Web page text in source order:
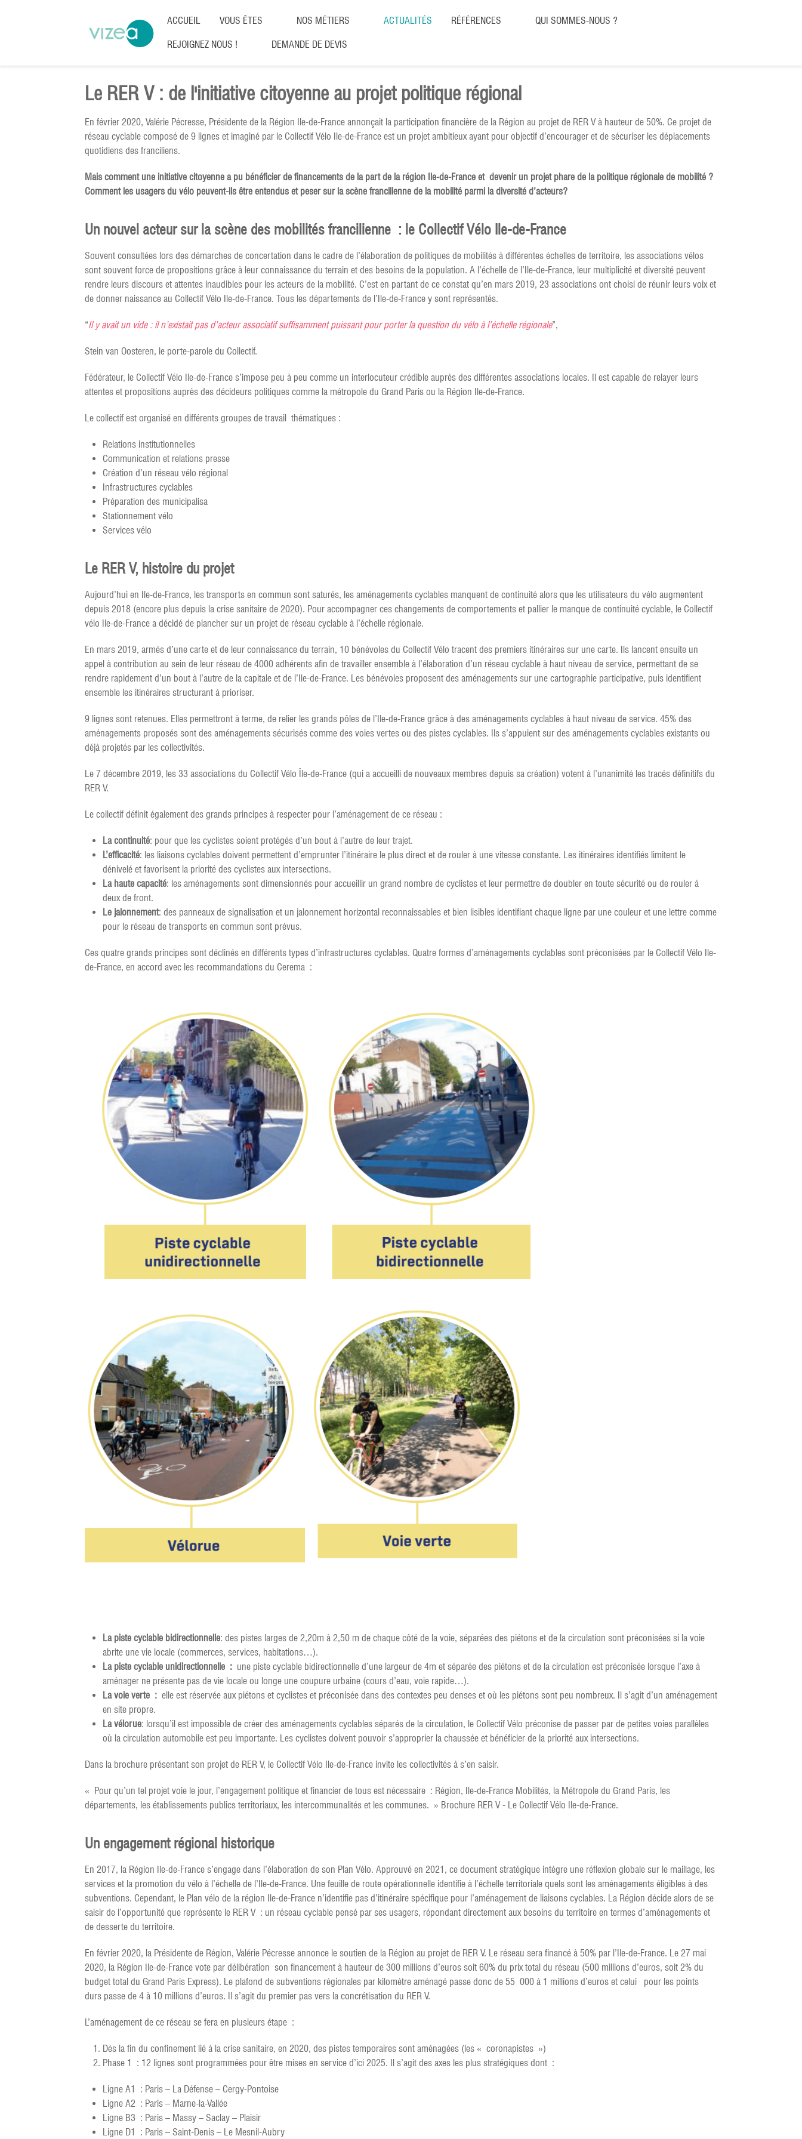
ACCUEIL VOUS ÊTES NOS MÉTIERS ACTUALITÉS RÉFÉRENCES QUI SOMMES-NOUS ?
REJOIGNEZ NOUS ! DEMANDE DE DEVIS
Le RER V : de l'initiative citoyenne au projet politique régional
En février 2020, Valérie Pécresse, Présidente de la Région Ile-de-France annonçait la participation financière de la Région au projet de RER V à hauteur de 50%. Ce projet de
réseau cyclable composé de 9 lignes et imaginé par le Collectif Vélo Ile-de-France est un projet ambitieux ayant pour objectif d’encourager et de sécuriser les déplacements
quotidiens des franciliens.
Mais comment une initiative citoyenne a pu bénéficier de financements de la part de la région Ile-de-France et devenir un projet phare de la politique régionale de mobilité ?
Comment les usagers du vélo peuvent-ils être entendus et peser sur la scène francilienne de la mobilité parmi la diversité d’acteurs?
Un nouvel acteur sur la scène des mobilités francilienne : le Collectif Vélo Ile-de-France
Souvent consultées lors des démarches de concertation dans le cadre de l’élaboration de politiques de mobilités à différentes échelles de territoire, les associations vélos
sont souvent force de propositions grâce à leur connaissance du terrain et des besoins de la population. A l’échelle de l’Ile-de-France, leur multiplicité et diversité peuvent
rendre leurs discours et attentes inaudibles pour les acteurs de la mobilité. C’est en partant de ce constat qu’en mars 2019, 23 associations ont choisi de réunir leurs voix et
de donner naissance au Collectif Vélo Ile-de-France. Tous les départements de l’Ile-de-France y sont représentés.
“Il y avait un vide : il n’existait pas d’acteur associatif suffisamment puissant pour porter la question du vélo à l’échelle régionale”,
Stein van Oosteren, le porte-parole du Collectif.
Fédérateur, le Collectif Vélo Ile-de-France s’impose peu à peu comme un interlocuteur crédible auprès des différentes associations locales. Il est capable de relayer leurs
attentes et propositions auprès des décideurs politiques comme la métropole du Grand Paris ou la Région Ile-de-France.
Le collectif est organisé en différents groupes de travail thématiques :
Relations institutionnelles
Communication et relations presse
Création d’un réseau vélo régional
Infrastructures cyclables
Préparation des municipalisa
Stationnement vélo
Services vélo
Le RER V, histoire du projet
Aujourd’hui en Ile-de-France, les transports en commun sont saturés, les aménagements cyclables manquent de continuité alors que les utilisateurs du vélo augmentent
depuis 2018 (encore plus depuis la crise sanitaire de 2020). Pour accompagner ces changements de comportements et pallier le manque de continuité cyclable, le Collectif
vélo Ile-de-France a décidé de plancher sur un projet de réseau cyclable à l’échelle régionale.
En mars 2019, armés d’une carte et de leur connaissance du terrain, 10 bénévoles du Collectif Vélo tracent des premiers itinéraires sur une carte. Ils lancent ensuite un
appel à contribution au sein de leur réseau de 4000 adhérents afin de travailler ensemble à l’élaboration d’un réseau cyclable à haut niveau de service, permettant de se
rendre rapidement d’un bout à l’autre de la capitale et de l’Ile-de-France. Les bénévoles proposent des aménagements sur une cartographie participative, puis identifient
ensemble les itinéraires structurant à prioriser.
9 lignes sont retenues. Elles permettront à terme, de relier les grands pôles de l’Ile-de-France grâce à des aménagements cyclables à haut niveau de service. 45% des
aménagements proposés sont des aménagements sécurisés comme des voies vertes ou des pistes cyclables. Ils s’appuient sur des aménagements cyclables existants ou
déjà projetés par les collectivités.
Le 7 décembre 2019, les 33 associations du Collectif Vélo Île-de-France (qui a accueilli de nouveaux membres depuis sa création) votent à l’unanimité les tracés définitifs du
RER V.
Le collectif définit également des grands principes à respecter pour l’aménagement de ce réseau :
La continuité: pour que les cyclistes soient protégés d’un bout à l’autre de leur trajet.
L’efficacité: les liaisons cyclables doivent permettent d’emprunter l’itinéraire le plus direct et de rouler à une vitesse constante. Les itinéraires identifiés limitent le
dénivelé et favorisent la priorité des cyclistes aux intersections.
La haute capacité: les aménagements sont dimensionnés pour accueillir un grand nombre de cyclistes et leur permettre de doubler en toute sécurité ou de rouler à
deux de front.
Le jalonnement: des panneaux de signalisation et un jalonnement horizontal reconnaissables et bien lisibles identifiant chaque ligne par une couleur et une lettre comme
pour le réseau de transports en commun sont prévus.
Ces quatre grands principes sont déclinés en différents types d’infrastructures cyclables. Quatre formes d’aménagements cyclables sont préconisées par le Collectif Vélo Ile-
de-France, en accord avec les recommandations du Cerema :
La piste cyclable bidirectionnelle: des pistes larges de 2,20m à 2,50 m de chaque côté de la voie, séparées des piétons et de la circulation sont préconisées si la voie
abrite une vie locale (commerces, services, habitations…).
La piste cyclable unidirectionnelle : une piste cyclable bidirectionnelle d’une largeur de 4m et séparée des piétons et de la circulation est préconisée lorsque l’axe à
aménager ne présente pas de vie locale ou longe une coupure urbaine (cours d’eau, voie rapide…).
La voie verte : elle est réservée aux piétons et cyclistes et préconisée dans des contextes peu denses et où les piétons sont peu nombreux. Il s’agit d’un aménagement
en site propre.
La vélorue: lorsqu’il est impossible de créer des aménagements cyclables séparés de la circulation, le Collectif Vélo préconise de passer par de petites voies parallèles
où la circulation automobile est peu importante. Les cyclistes doivent pouvoir s’approprier la chaussée et bénéficier de la priorité aux intersections.
Dans la brochure présentant son projet de RER V, le Collectif Vélo Ile-de-France invite les collectivités à s’en saisir.
« Pour qu’un tel projet voie le jour, l’engagement politique et financier de tous est nécessaire : Région, Ile-de-France Mobilités, la Métropole du Grand Paris, les
départements, les établissements publics territoriaux, les intercommunalités et les communes. » Brochure RER V - Le Collectif Vélo Ile-de-France.
Un engagement régional historique
En 2017, la Région Ile-de-France s’engage dans l’élaboration de son Plan Vélo. Approuvé en 2021, ce document stratégique intègre une réflexion globale sur le maillage, les
services et la promotion du vélo à l’échelle de l’Ile-de-France. Une feuille de route opérationnelle identifie à l’échelle territoriale quels sont les aménagements éligibles à des
subventions. Cependant, le Plan vélo de la région Ile-de-France n’identifie pas d’itinéraire spécifique pour l’aménagement de liaisons cyclables. La Région décide alors de se
saisir de l’opportunité que représente le RER V : un réseau cyclable pensé par ses usagers, répondant directement aux besoins du territoire en termes d’aménagements et
de desserte du territoire.
En février 2020, la Présidente de Région, Valérie Pécresse annonce le soutien de la Région au projet de RER V. Le réseau sera financé à 50% par l’Ile-de-France. Le 27 mai
2020, la Région Ile-de-France vote par délibération son financement à hauteur de 300 millions d’euros soit 60% du prix total du réseau (500 millions d’euros, soit 2% du
budget total du Grand Paris Express). Le plafond de subventions régionales par kilomètre aménagé passe donc de 55 000 à 1 millions d’euros et celui pour les points
durs passe de 4 à 10 millions d’euros. Il s’agit du premier pas vers la concrétisation du RER V.
L’aménagement de ce réseau se fera en plusieurs étape :
Dès la fin du confinement lié à la crise sanitaire, en 2020, des pistes temporaires sont aménagées (les « coronapistes »)
Phase 1 : 12 lignes sont programmées pour être mises en service d’ici 2025. Il s’agit des axes les plus stratégiques dont :
Ligne A1 : Paris – La Défense – Cergy-Pontoise
Ligne A2 : Paris – Marne-la-Vallée
Ligne B3 : Paris – Massy – Saclay – Plaisir
Ligne D1 : Paris – Saint-Denis – Le Mesnil-Aubry